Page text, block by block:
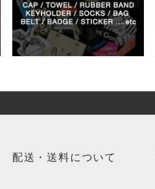
配送・送料について